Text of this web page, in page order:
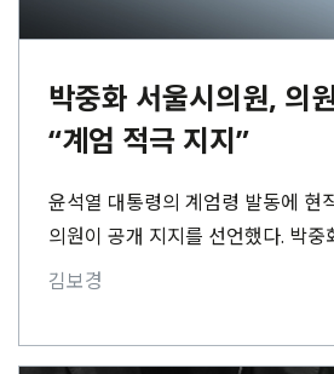
박중화 서울시의원, 의
“계엄 적극 지지”
윤석열 대통령의 계엄령 발동에 현
의원이 공개 지지를 선언했다. 박중
(국민의힘, 성동구제1선거구)은 3일
김보경